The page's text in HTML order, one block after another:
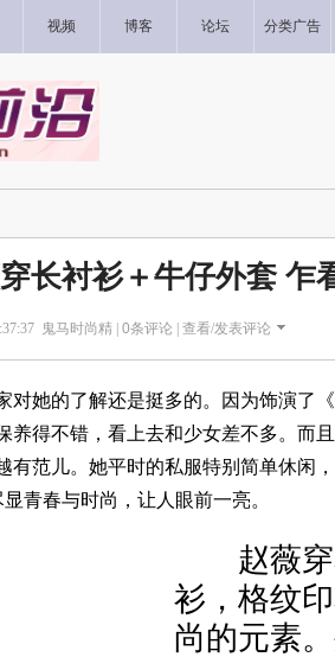
视频 博客 论坛 分类广告
长衬衫＋牛仔外套 乍
鬼马时尚精 | 0条评论 | 查看/发表评论
她的了解还是挺多的。因为饰演了《
养得不错，看上去和少女差不多。而
有范儿。她平时的私服特别简单休闲
青春与时尚，让人眼前一亮。
赵薇穿
衫，格纹
尚的元素